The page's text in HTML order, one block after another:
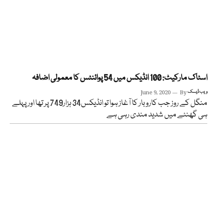
اسٹاک مارکیٹ: 100 انڈیکس میں 54 پوائنٹس کا معمولی اضافہ
June 9, 2020 Byویب ڈیسک
منگل کے روز جب کاروبار کا آغاز ہوا تو انڈیکس34 ہزار749 پر تھا اور پہلے
ہی گھنٹے میں شدید مندی رہی ہے